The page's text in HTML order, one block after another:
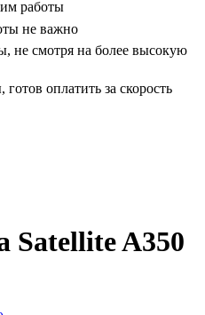
работы
не важно
не смотря на более высокую
оплатить за скорость
Satellite A350